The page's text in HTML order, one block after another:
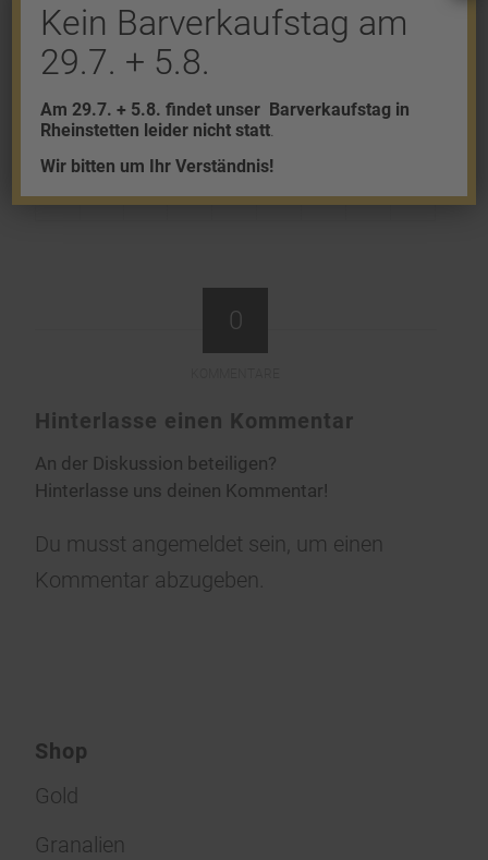
ein Strafverfahren eingeleitet.
Eintrag teilen
0
Hinterlasse einen Kommentar
An der Diskussion beteiligen?
Hinterlasse uns deinen Kommentar!
Du musst angemeldet sein, um einen
Kommentar abzugeben.
Shop
Gold
Granalien
Kein Barverkaufstag am
29.7. + 5.8.
Am 29.7. + 5.8. findet unser Barverkaufstag in
Rheinstetten leider nicht statt.
Wir bitten um Ihr Verständnis!